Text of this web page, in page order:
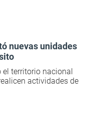
nuevas unidades
territorio nacional
actividades de